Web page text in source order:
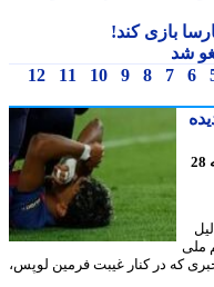
بازی کند!
7
8
9
10
11
12
در کنار غیبت فرمین لوپس،